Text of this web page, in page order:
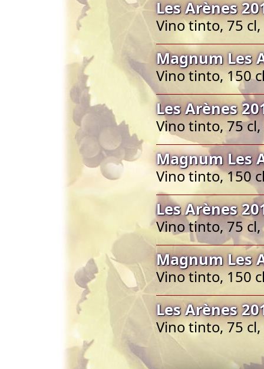
Les Arènes
Vino tinto, 75 cl,
Magnum Les
Vino tinto, 150
Les Arènes
Vino tinto, 75 cl,
Magnum Les
Vino tinto, 150
Les Arènes
Vino tinto, 75 cl,
Magnum Les
Vino tinto, 150
Les Arènes
Vino tinto, 75 cl,